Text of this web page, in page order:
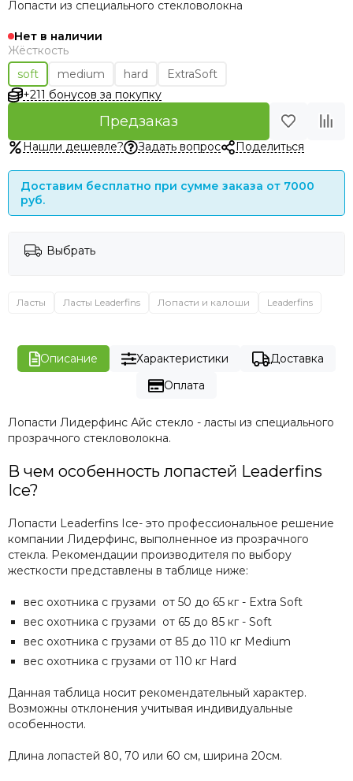
Лопасти из специального стекловолокна
Нет в наличии
Жёсткость
soft
medium hard
ExtraSoft
+211 бонусов за покупку
Предзаказ
Нашли дешевле? Задать вопрос Поделиться
Доставим бесплатно при сумме заказа от 7000
руб.
Выбрать
Ласты Ласты Leaderfins Лопасти и калоши Leaderfins
Описание Характеристики
Доставка
Оплата
Лопасти Лидерфинс Айс стекло - ласты из специального
прозрачного стекловолокна.
В чем особенность лопастей Leaderfins
Ice?
Лопасти Leaderfins Ice- это профессиональное решение
компании Лидерфинс, выполненное из прозрачного
стекла. Рекомендации производителя по выбору
жесткости представлены в таблице ниже:
вес охотника с грузами от 50 до 65 кг - Extra Soft
вес охотника с грузами от 65 до 85 кг - Soft
вес охотника с грузами от 85 до 110 кг Medium
вес охотника с грузами от 110 кг Hard
Данная таблица носит рекомендательный характер.
Возможны отклонения учитывая индивидуальные
особенности.
Длина лопастей 80, 70 или 60 см, ширина 20см.